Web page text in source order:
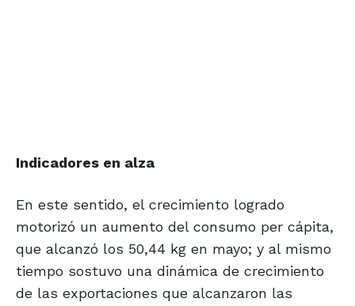
Indicadores en alza
En este sentido, el crecimiento logrado
motorizó un aumento del consumo per cápita,
que alcanzó los 50,44 kg en mayo; y al mismo
tiempo sostuvo una dinámica de crecimiento
de las exportaciones que alcanzaron las